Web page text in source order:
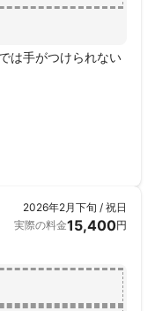
は手がつけられない
す。
2026年2月下旬 / 祝日
実際の料金15,400円